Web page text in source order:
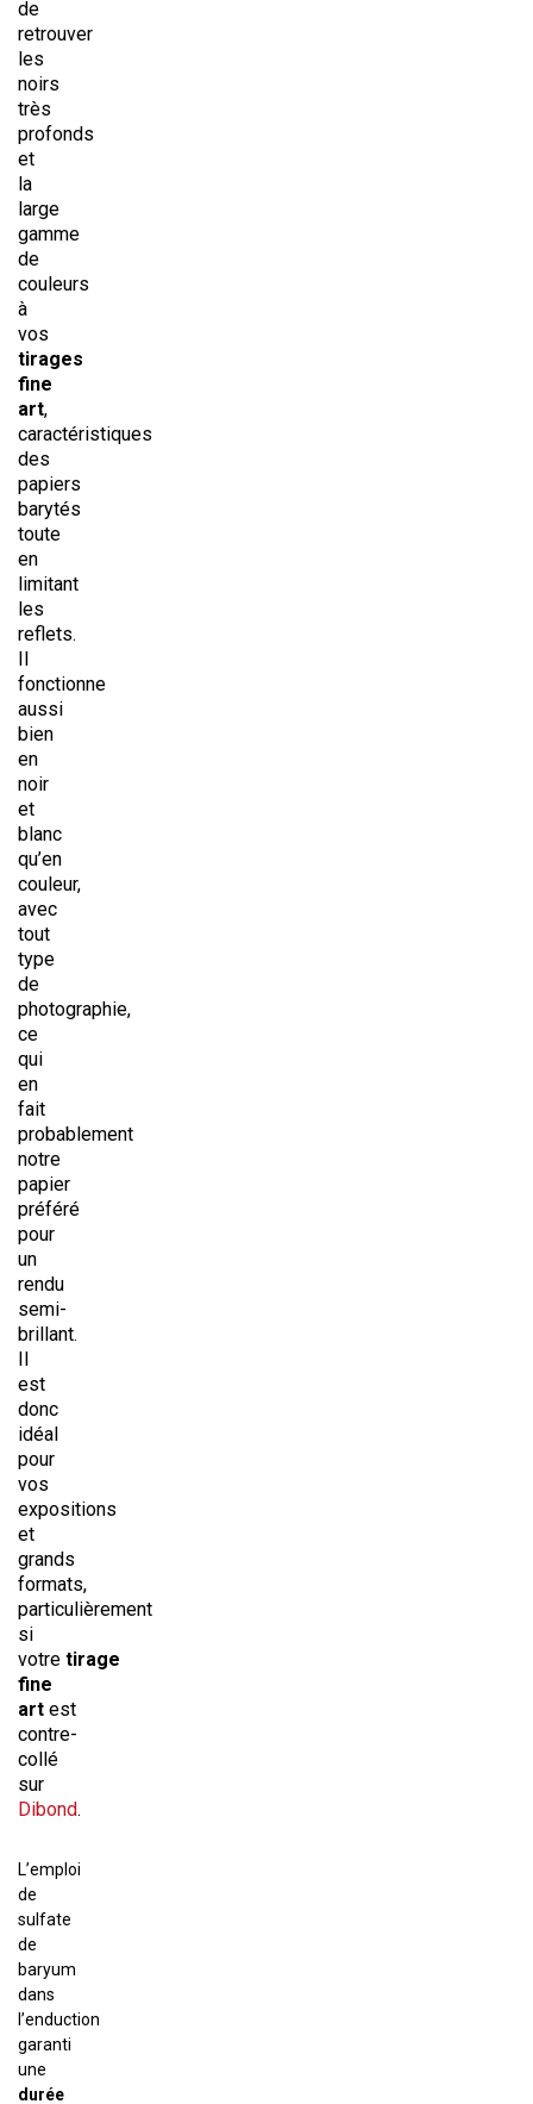
de
retrouver
les
noirs
très
profonds
et
la
large
gamme
de
couleurs
à
vos
tirages
fine
art,
caractéristiques
des
papiers
barytés
toute
en
limitant
les
reflets.
Il
fonctionne
aussi
bien
en
noir
et
blanc
qu’en
couleur,
avec
tout
type
de
photographie,
ce
qui
en
fait
probablement
notre
papier
préféré
pour
un
rendu
semi-
brillant.
Il
est
donc
idéal
pour
vos
expositions
et
grands
formats,
particulièrement
si
votre tirage
fine
art est
contre-
collé
sur
Dibond.
L’emploi
de
sulfate
de
baryum
dans
l’enduction
garanti
une
durée